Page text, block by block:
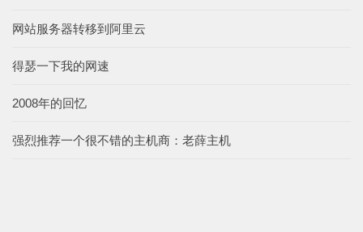
网站服务器转移到阿里云
得瑟一下我的网速
2008年的回忆
强烈推荐一个很不错的主机商：老薛主机